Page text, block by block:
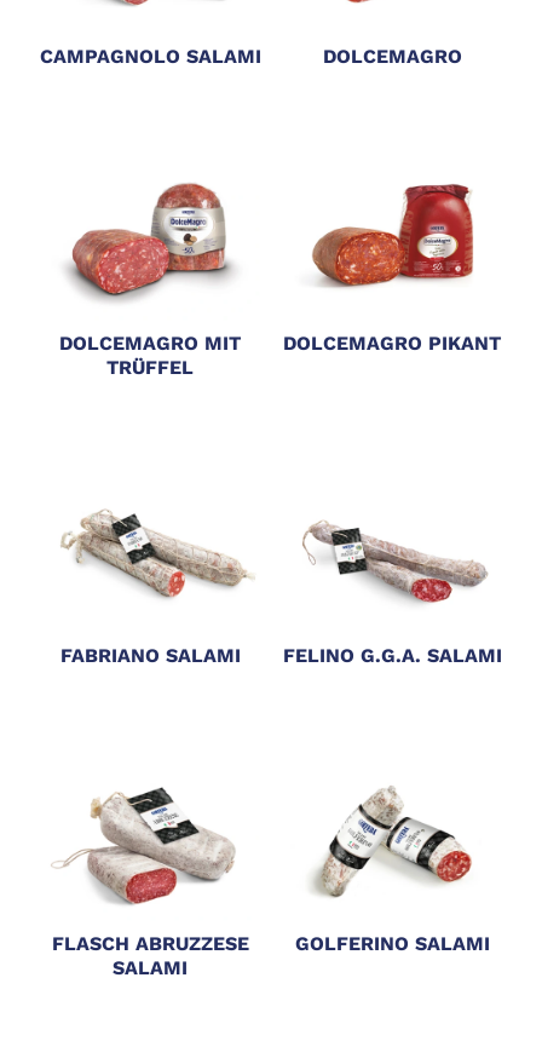
CAMPAGNOLO SALAMI DOLCEMAGRO
DOLCEMAGRO MIT
TRÜFFEL
DOLCEMAGRO PIKANT
FABRIANO SALAMI FELINO G.G.A. SALAMI
FLASCH ABRUZZESE
SALAMI
GOLFERINO SALAMI